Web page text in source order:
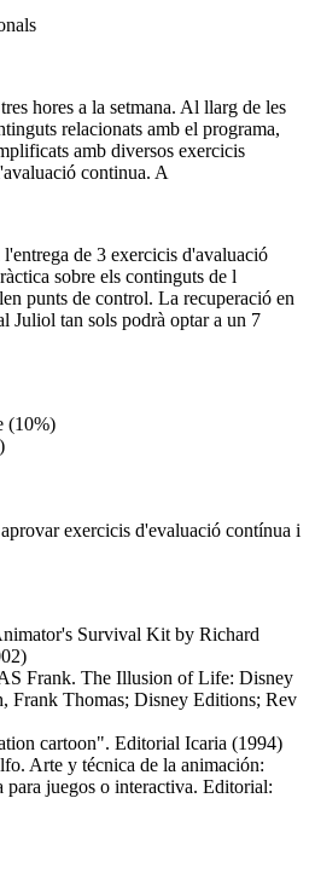
hores a la setmana. Al llarg de les
relacionats amb el programa,
amb diversos exercicis
continua. A
de 3 exercicis d'avaluació
sobre els continguts de l
punts de control. La recuperació en
Juliol tan sols podrà optar a un 7
(10%)
exercicis d'evaluació contínua i
Survival Kit by Richard
Frank. The Illusion of Life: Disney
Frank Thomas; Disney Editions; Rev
cartoon". Editorial Icaria (1994)
Arte y técnica de la animación:
para juegos o interactiva. Editorial: